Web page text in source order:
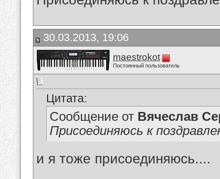
30.03.2013, 19:06
maestrokot
Постоянный пользователь
Цитата:
Сообщение от Вячеслав
Присоединяюсь к
и я тоже присоединяюсь....